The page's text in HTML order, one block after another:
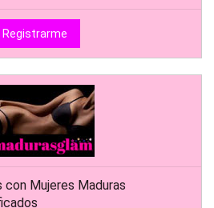
Registrarme
con Mujeres Maduras